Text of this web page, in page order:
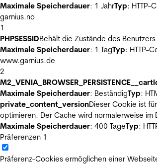
Maximale Speicherdauer: 1 JahrTyp: HTTP-
garnius.no
1
PHPSESSIDBehält die Zustände des
Maximale Speicherdauer: 1 TagTyp: HTTP-
www.garnius.de
2
Maximale Speicherdauer: BeständigTyp:
private_content_versionDieser Cookie ist
optimieren. Der Cache wird normalerweise
Maximale Speicherdauer: 400 TageTyp:
Präferenzen 1
Präferenz-Cookies ermöglichen einer